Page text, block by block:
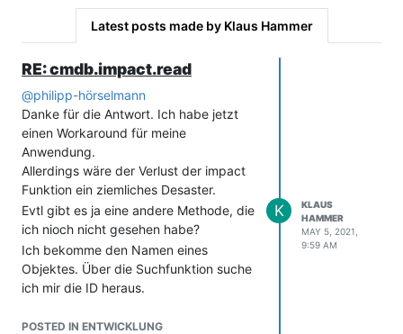
Latest posts made by Klaus Hammer
RE: cmdb.impact.read
@philipp-hörselmann
Danke für die Antwort. Ich habe jetzt
einen Workaround für meine
Anwendung.
Allerdings wäre der Verlust der impact
Funktion ein ziemliches Desaster.
Evtl gibt es ja eine andere Methode, die
ich nioch nicht gesehen habe?
Ich bekomme den Namen eines
Objektes. Über die Suchfunktion suche
ich mir die ID heraus.
nur bestimmte Typen, die mit diesem
POSTED IN ENTWICKLUNG
K
KLAUS
HAMMER
MAY 5, 2021,
9:59 AM